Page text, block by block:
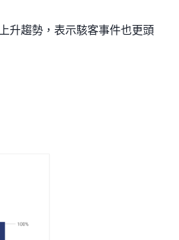
升趨勢，表示駭客事件也更頭